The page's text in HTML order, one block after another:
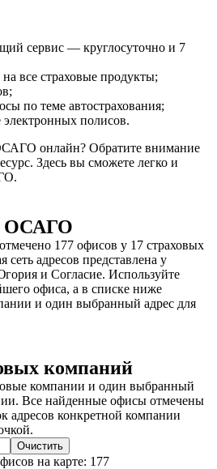
сервис — круглосуточно и 7
все страховые продукты;
по теме автострахования;
полисов.
онлайн? Обратите внимание
Здесь вы сможете легко и
ОСАГО
177 офисов у 17 страховых
адресов представлена у
и Согласие. Используйте
офиса, а в списке ниже
и один выбранный адрес для
компаний
компании и один выбранный
Все найденные офисы отмечены
адресов конкретной компании
Очистить
на карте: 177